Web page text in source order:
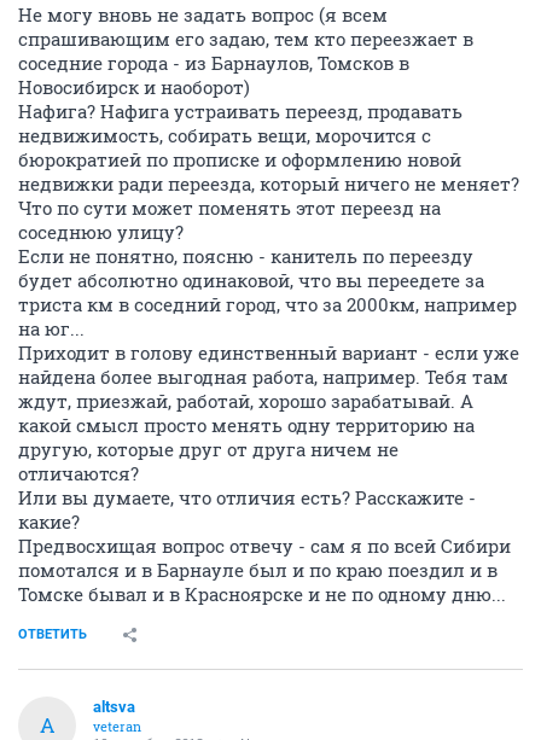
Не могу вновь не задать вопрос (я всем
спрашивающим его задаю, тем кто переезжает в
соседние города - из Барнаулов, Томсков в
Новосибирск и наоборот)
Нафига? Нафига устраивать переезд, продавать
недвижимость, собирать вещи, морочится с
бюрократией по прописке и оформлению новой
недвижки ради переезда, который ничего не меняет?
Что по сути может поменять этот переезд на
соседнюю улицу?
Если не понятно, поясню - канитель по переезду
будет абсолютно одинаковой, что вы переедете за
триста км в соседний город, что за 2000км, например
на юг...
Приходит в голову единственный вариант - если уже
найдена более выгодная работа, например. Тебя там
ждут, приезжай, работай, хорошо зарабатывай. А
какой смысл просто менять одну территорию на
другую, которые друг от друга ничем не
отличаются?
Или вы думаете, что отличия есть? Расскажите -
какие?
Предвосхищая вопрос отвечу - сам я по всей Сибири
помотался и в Барнауле был и по краю поездил и в
Томске бывал и в Красноярске и не по одному дню...
ОТВЕТИТЬ
A
altsva
veteran